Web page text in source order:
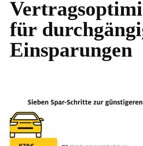
für
Einsparungen